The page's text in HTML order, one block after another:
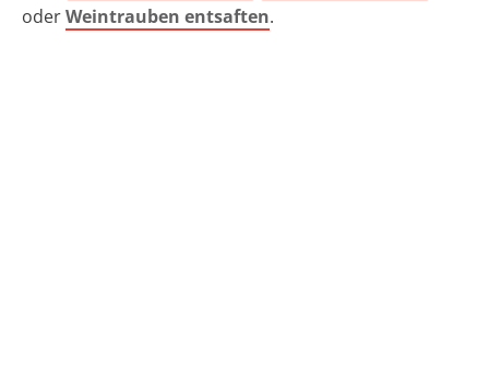
oderWeintrauben entsaften.